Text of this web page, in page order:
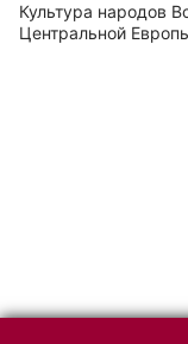
Культура народов
Центральной